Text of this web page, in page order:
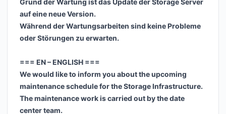
Grund der Wartung ist das Update der Storage Server
auf eine neue Version.
Während der Wartungsarbeiten sind keine Probleme
oder Störungen zu erwarten.
=== EN – ENGLISH ===
We would like to inform you about the upcoming
maintenance schedule for the Storage Infrastructure.
The maintenance work is carried out by the date
center team.